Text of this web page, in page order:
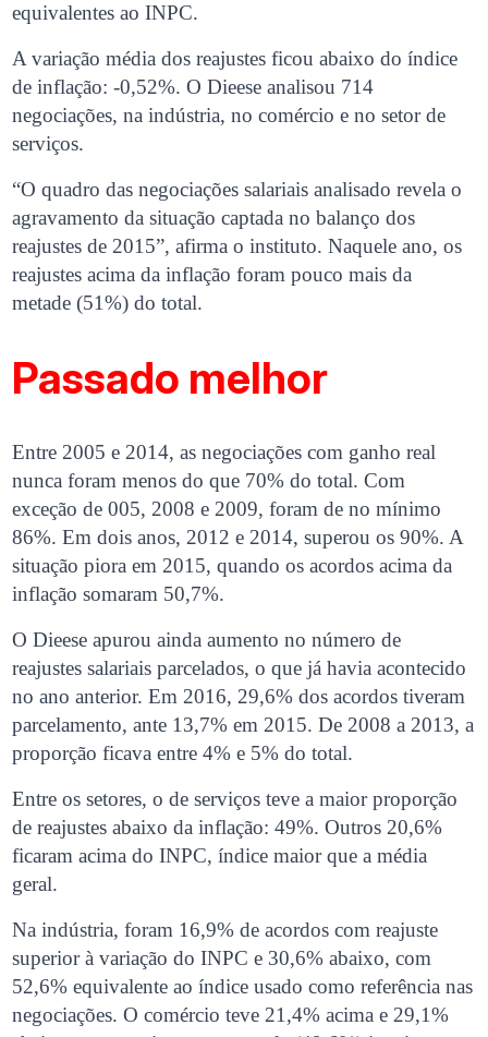
equivalentes ao INPC.
A variação média dos reajustes ficou abaixo do índice
de inflação: -0,52%. O Dieese analisou 714
negociações, na indústria, no comércio e no setor de
serviços.
“O quadro das negociações salariais analisado revela o
agravamento da situação captada no balanço dos
reajustes de 2015”, afirma o instituto. Naquele ano, os
reajustes acima da inflação foram pouco mais da
metade (51%) do total.
Passado melhor
Entre 2005 ​e 2014, as negociações com ganho real
nunca foram menos do que 70% do total. Com
exceção de 005, 2008 e 2009, foram de no mínimo
86%. Em dois anos, 2012 e 2014, superou os 90%. A
situação piora em 2015, quando os acordos acima da
inflação somaram 50,7%.
O Dieese apurou ainda aumento no número de
reajustes salariais parcelados, o que já havia acontecido
no ano anterior. Em 2016, 29,6% dos acordos tiveram
parcelamento, ante 13,7% em 2015. De 2008 a 2013, a
proporção ficava entre 4% e 5% do total.
Entre os setores, o de serviços teve a maior proporção
de reajustes abaixo da inflação: 49%. Outros 20,6%
ficaram acima do INPC, índice maior que a média
geral.
Na indústria, foram 16,9% de acordos com reajuste
superior à variação do INPC e 30,6% abaixo, com
52,6% equivalente ao índice usado como referência nas
negociações. O comércio teve 21,4% acima e 29,1%